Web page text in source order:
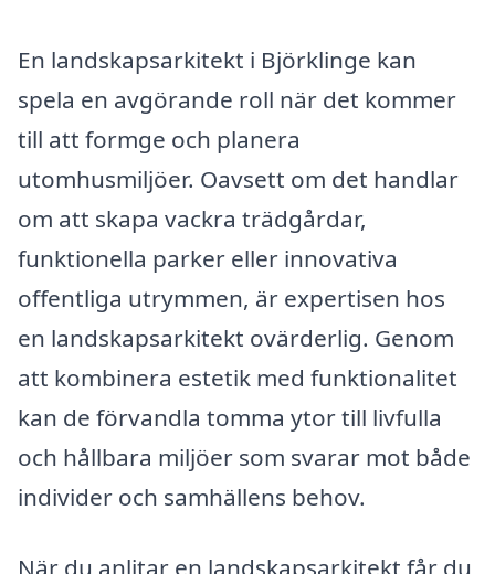
En landskapsarkitekt i Björklinge kan
spela en avgörande roll när det kommer
till att formge och planera
utomhusmiljöer. Oavsett om det handlar
om att skapa vackra trädgårdar,
funktionella parker eller innovativa
offentliga utrymmen, är expertisen hos
en landskapsarkitekt ovärderlig. Genom
att kombinera estetik med funktionalitet
kan de förvandla tomma ytor till livfulla
och hållbara miljöer som svarar mot både
individer och samhällens behov.
När du anlitar en landskapsarkitekt får du